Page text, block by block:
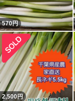
570円
2,500円